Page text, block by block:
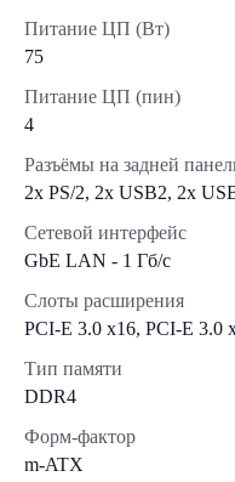
Питание ЦП (Вт)
75
Питание ЦП (пин)
4
Разъёмы на задней
2x PS/2, 2x USB2, 2x
Сетевой интерфейс
GbE LAN - 1 Гб/с
Слоты расширения
PCI-E 3.0 x16, PCI-E 3.0
Тип памяти
DDR4
Форм-фактор
m-ATX